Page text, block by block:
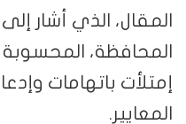
المقال، الذي أشار
المحافظة،
إمتلأت باتهامات
المعايير.